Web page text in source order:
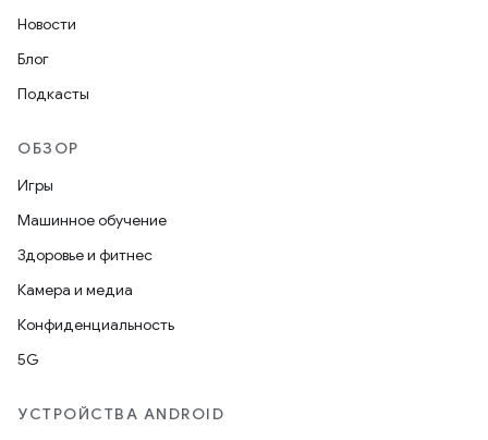
Новости
Блог
Подкасты
ОБЗОР
Игры
Машинное обучение
Здоровье и фитнес
Камера и медиа
Конфиденциальность
5G
УСТРОЙСТВА ANDROID